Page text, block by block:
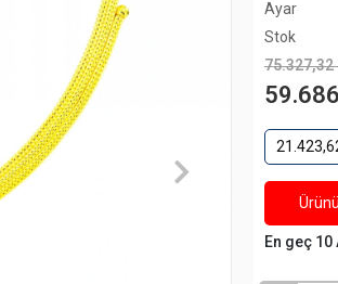
Ayar
Stok
75.327,32
En geç